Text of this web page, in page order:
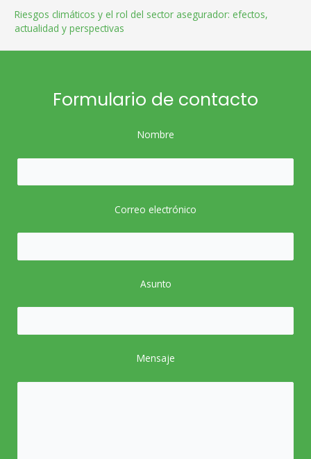
Riesgos climáticos y el rol del sector asegurador: efectos,
actualidad y perspectivas
Formulario de contacto
Nombre
Correo electrónico
Asunto
Mensaje